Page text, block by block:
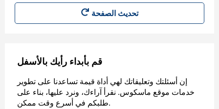
تحديث الصفحة
قم بأبداء رأيك بالأسفل
إن أسئلتك وتعليقاتك لهي أداة قيمة تساعدنا على تطوير
خدمات موقع ماسكوس. نقرأ آراءك، ونرد عليها، بناء على
طلبكم في أسرع وقت ممكن.